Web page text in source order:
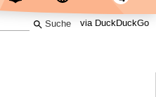
via DuckDuckGo